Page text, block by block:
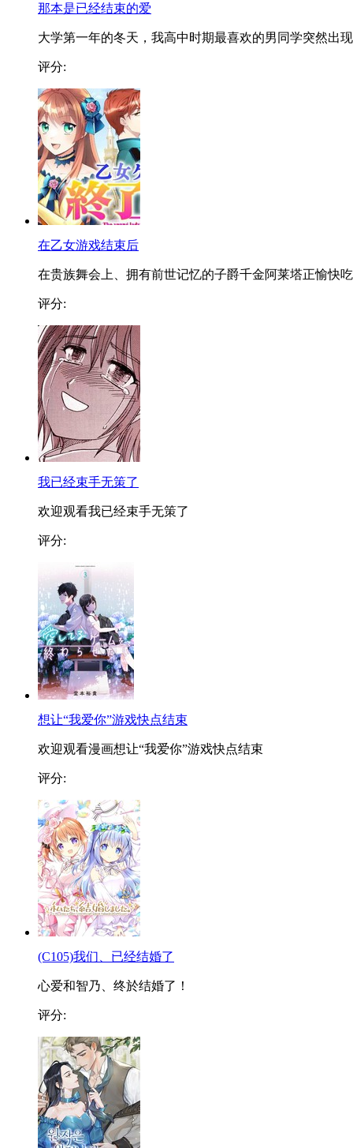
那本是已经结束的爱
大学第一年的冬天，我高中时期最喜欢的男同学突然出
评分:
在乙女游戏结束后
在贵族舞会上、拥有前世记忆的子爵千金阿莱塔正愉快
评分:
我已经束手无策了
欢迎观看我已经束手无策了
评分:
想让“我爱你”游戏快点结束
欢迎观看漫画想让“我爱你”游戏快点结束
评分:
(C105)我们、已经结婚了
心爱和智乃、终於结婚了！
评分: